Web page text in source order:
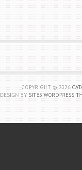
COPYRIGHT © 2026
DESIGN BY SITE5 WORDPRESS